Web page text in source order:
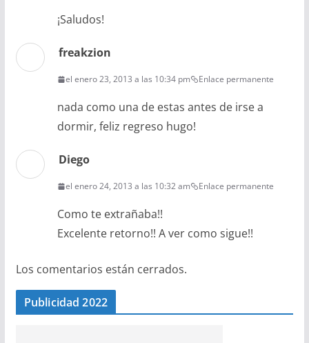
¡Saludos!
freakzion
el enero 23, 2013 a las 10:34 pm Enlace permanente
nada como una de estas antes de irse a
dormir, feliz regreso hugo!
Diego
el enero 24, 2013 a las 10:32 am Enlace permanente
Como te extrañaba!!
Excelente retorno!! A ver como sigue!!
Los comentarios están cerrados.
Publicidad 2022